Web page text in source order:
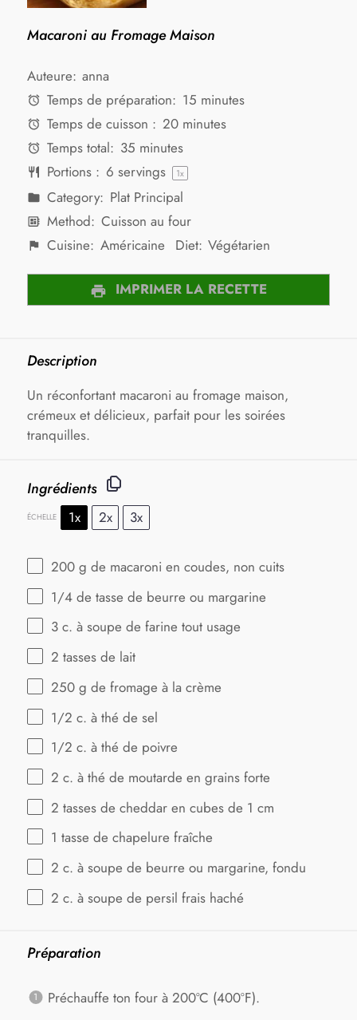
Macaroni au Fromage Maison
Auteure: anna
Temps de préparation: 15 minutes
Temps de cuisson : 20 minutes
Temps total: 35 minutes
Portions : 6 servings 1x
Category: Plat Principal
Method: Cuisson au four
Cuisine: Américaine Diet: Végétarien
IMPRIMER LA RECETTE
Description
Un réconfortant macaroni au fromage maison,
crémeux et délicieux, parfait pour les soirées
tranquilles.
Ingrédients
ÉCHELLE 1x 2x 3x
200 g de macaroni en coudes, non cuits
1/4 de tasse de beurre ou margarine
3 c. à soupe de farine tout usage
2 tasses de lait
250 g de fromage à la crème
1/2 c. à thé de sel
1/2 c. à thé de poivre
2 c. à thé de moutarde en grains forte
2 tasses de cheddar en cubes de 1 cm
1 tasse de chapelure fraîche
2 c. à soupe de beurre ou margarine, fondu
2 c. à soupe de persil frais haché
Préparation
Préchauffe ton four à 200ºC (400ºF).